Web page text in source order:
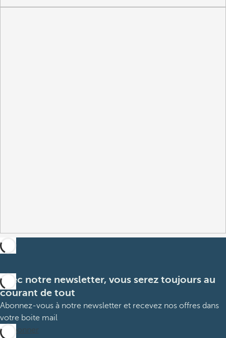
Avec notre newsletter, vous serez toujours au
courant de tout
Abonnez-vous à notre newsletter et recevez nos offres dans
votre boite mail
M’abonner